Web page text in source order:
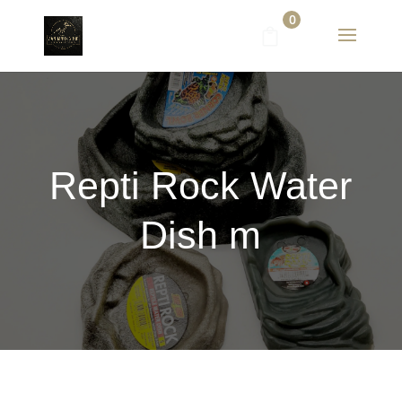
0
Repti Rock Water
Dish m